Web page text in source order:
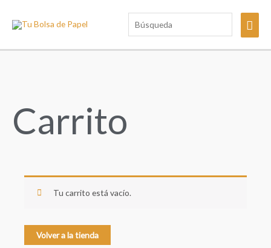
Carrito
Tu carrito está vacío.
Volver a la tienda